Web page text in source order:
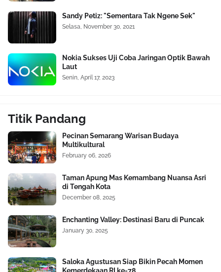
Sandy Petiz: "Sementara Tak Ngene Sek"
Selasa, November 30, 2021
Nokia Sukses Uji Coba Jaringan Optik Bawah
Laut
Senin, April 17, 2023
Titik Pandang
Pecinan Semarang Warisan Budaya
Multikultural
February 06, 2026
Taman Apung Mas Kemambang Nuansa Asri
di Tengah Kota
December 08, 2025
Enchanting Valley: Destinasi Baru di Puncak
January 30, 2025
Saloka Agustusan Siap Bikin Pecah Momen
Kemerdekaan RI ke-78